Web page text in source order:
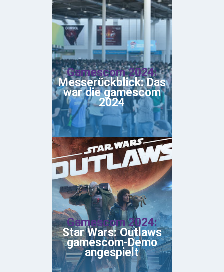
Gamescom 2024:
Messerückblick: Das
war die gamescom
2024
Gamescom 2024:
Star Wars: Outlaws
gamescom-Demo
angespielt